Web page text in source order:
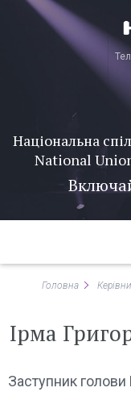
Національна
National
Головна
Ірма
Заступник